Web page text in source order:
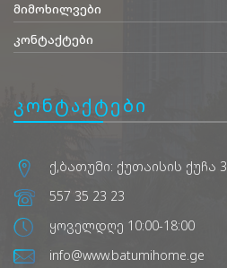
მიმოხილვები
კონტაქტები
კონტაქტები
ქ,ბათუმი: ქუთაისის ქუჩა 3
557 35 23 23
ყოველდღე 10:00-18:00
info@www.batumihome.ge